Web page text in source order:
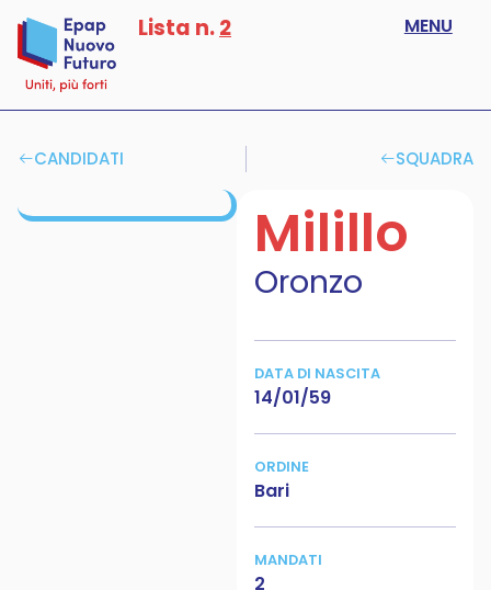
Lista n.2 MENU
CANDIDATI SQUADRA
Milillo
Oronzo
DATA DI NASCITA
14/01/59
ORDINE
Bari
MANDATI
2